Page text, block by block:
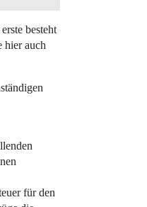
besteht
hier auch
für den